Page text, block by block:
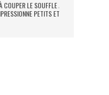
LE SOUFFLE AU
PETITS ET